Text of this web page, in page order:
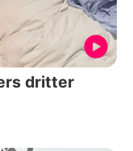
dritter